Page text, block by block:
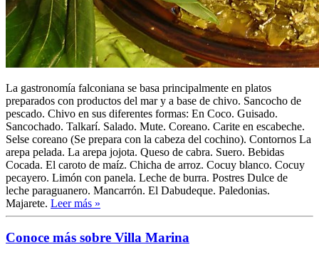
La gastronomía falconiana se basa principalmente en platos
preparados con productos del mar y a base de chivo. Sancocho de
pescado. Chivo en sus diferentes formas: En Coco. Guisado.
Sancochado. Talkarí. Salado. Mute. Coreano. Carite en escabeche.
Selse coreano (Se prepara con la cabeza del cochino). Contornos La
arepa pelada. La arepa jojota. Queso de cabra. Suero. Bebidas
Cocada. El caroto de maíz. Chicha de arroz. Cocuy blanco. Cocuy
pecayero. Limón con panela. Leche de burra. Postres Dulce de
leche paraguanero. Mancarrón. El Dabudeque. Paledonias.
Majarete. Leer más »
Conoce más sobre Villa Marina